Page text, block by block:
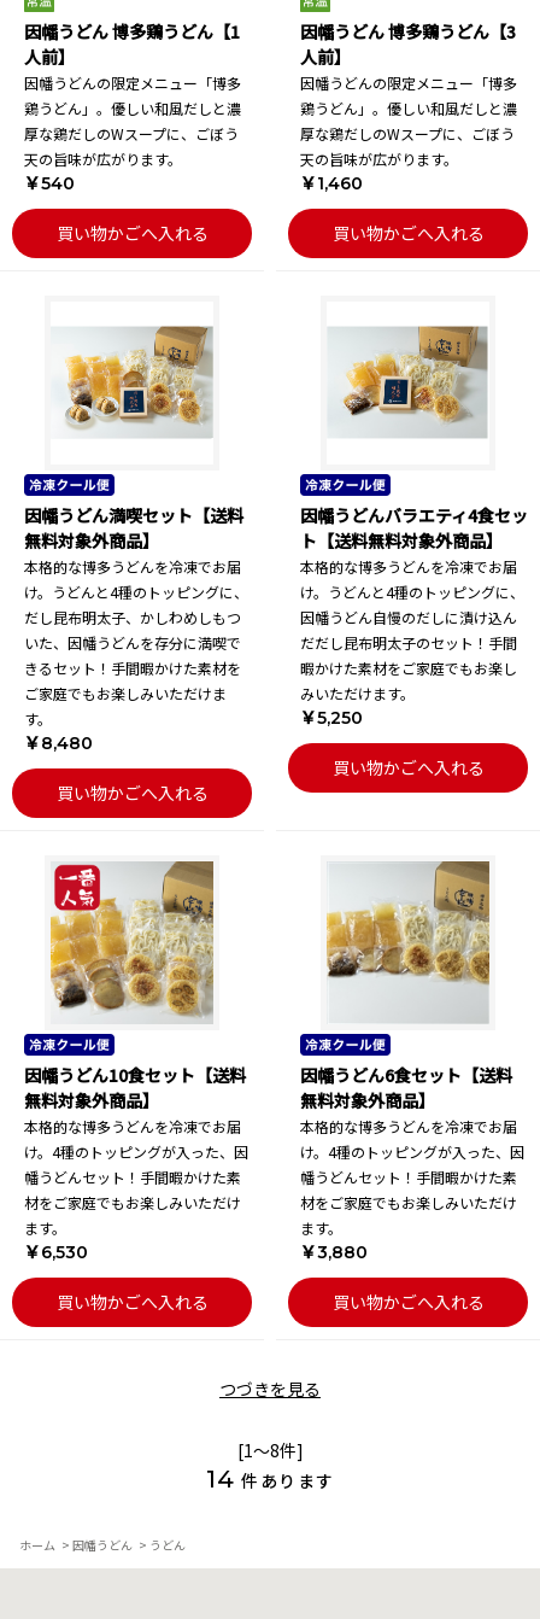
因幡うどん 博多鶏うどん【1
人前】
因幡うどんの限定メニュー「博多
鶏うどん」。優しい和風だしと濃
厚な鶏だしのWスープに、ごぼう
天の旨味が広がります。
￥540
買い物かごへ入れる
因幡うどん 博多鶏うどん【3
人前】
因幡うどんの限定メニュー「博多
鶏うどん」。優しい和風だしと濃
厚な鶏だしのWスープに、ごぼう
天の旨味が広がります。
￥1,460
買い物かごへ入れる
因幡うどん満喫セット【送料
無料対象外商品】
本格的な博多うどんを冷凍でお届
け。うどんと4種のトッピングに、
だし昆布明太子、かしわめしもつ
いた、因幡うどんを存分に満喫で
きるセット！手間暇かけた素材を
ご家庭でもお楽しみいただけま
す。
￥8,480
買い物かごへ入れる
因幡うどんバラエティ4食セッ
ト【送料無料対象外商品】
本格的な博多うどんを冷凍でお届
け。うどんと4種のトッピングに、
因幡うどん自慢のだしに漬け込ん
だだし昆布明太子のセット！手間
暇かけた素材をご家庭でもお楽し
みいただけます。
￥5,250
買い物かごへ入れる
因幡うどん10食セット【送料
無料対象外商品】
本格的な博多うどんを冷凍でお届
け。4種のトッピングが入った、因
幡うどんセット！手間暇かけた素
材をご家庭でもお楽しみいただけ
ます。
￥6,530
買い物かごへ入れる
因幡うどん6食セット【送料
無料対象外商品】
本格的な博多うどんを冷凍でお届
け。4種のトッピングが入った、因
幡うどんセット！手間暇かけた素
材をご家庭でもお楽しみいただけ
ます。
￥3,880
買い物かごへ入れる
つづきを見る
[1～8件]
14 件あります
ホーム > 因幡うどん > うどん